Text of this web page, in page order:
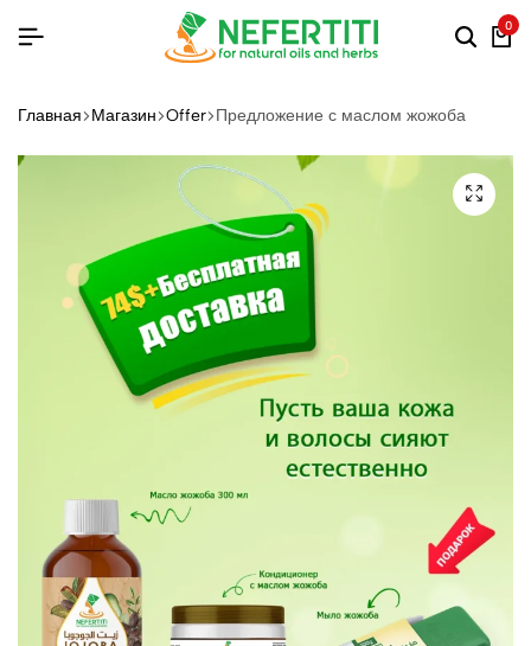
0
Главная Магазин Offer Предложение с маслом жожоба